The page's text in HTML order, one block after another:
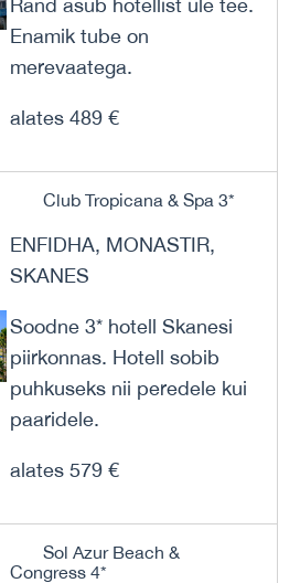
Rand asub hotellist üle tee.
Enamik tube on
merevaatega.
alates 489 €
Club Tropicana & Spa 3*
ENFIDHA, MONASTIR,
SKANES
Soodne 3* hotell Skanesi
piirkonnas. Hotell sobib
puhkuseks nii peredele kui
paaridele.
alates 579 €
Sol Azur Beach &
Congress 4*